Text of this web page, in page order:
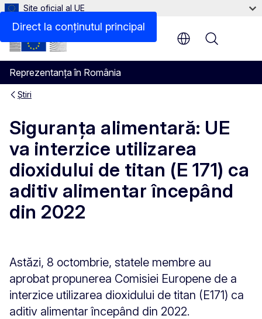
Direct la conținutul principal
Site oficial al UE
Reprezentanța în România
Menu
Știri
Siguranța alimentară: UE
va interzice utilizarea
dioxidului de titan (E 171) ca
aditiv alimentar începând
din 2022
Astăzi, 8 octombrie, statele membre au
aprobat propunerea Comisiei Europene de a
interzice utilizarea dioxidului de titan (E171) ca
aditiv alimentar începând din 2022.